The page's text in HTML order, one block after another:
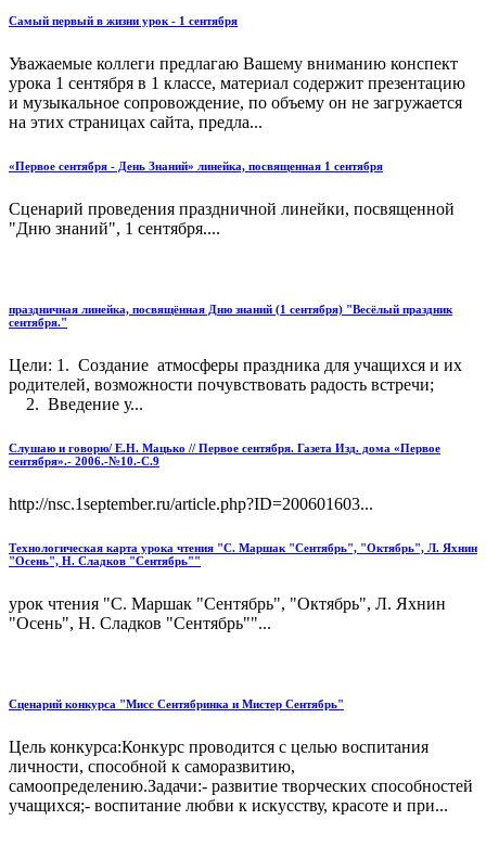
Самый первый в жизни урок - 1 сентября
Уважаемые коллеги предлагаю Вашему вниманию конспект
урока 1 сентября в 1 классе, материал содержит презентацию
и музыкальное сопровождение, по объему он не загружается
на этих страницах сайта, предла...
«Первое сентября - День Знаний» линейка, посвященная 1 сентября
Сценарий проведения праздничной линейки, посвященной
"Дню знаний", 1 сентября....
праздничная линейка, посвящённая Дню знаний (1 сентября) "Весёлый праздник
сентября."
Цели: 1. Создание атмосферы праздника для учащихся и их
родителей, возможности почувствовать радость встречи;
2. Введение у...
Слушаю и говорю/ Е.Н. Мацько // Первое сентября. Газета Изд. дома «Первое
сентября».- 2006.-№10.-С.9
http://nsc.1september.ru/article.php?ID=200601603...
Технологическая карта урока чтения "С. Маршак "Сентябрь", "Октябрь", Л. Яхнин
"Осень", Н. Сладков "Сентябрь""
урок чтения "С. Маршак "Сентябрь", "Октябрь", Л. Яхнин
"Осень", Н. Сладков "Сентябрь""...
Сценарий конкурса "Мисс Сентябринка и Мистер Сентябрь"
Цель конкурса:Конкурс проводится с целью воспитания
личности, способной к саморазвитию,
самоопределению.Задачи:- развитие творческих способностей
учащихся;- воспитание любви к искусству, красоте и при...